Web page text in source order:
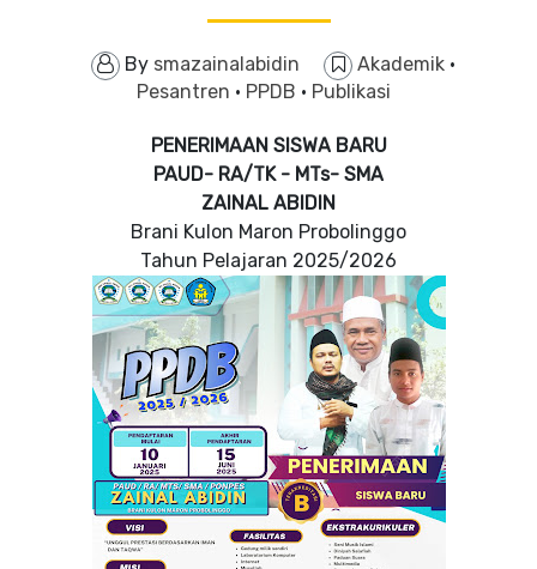
By smazainalabidin Akademik ·
Pesantren · PPDB · Publikasi
PENERIMAAN SISWA BARU
PAUD- RA/TK - MTs- SMA
ZAINAL ABIDIN
Brani Kulon Maron Probolinggo
Tahun Pelajaran 2025/2026